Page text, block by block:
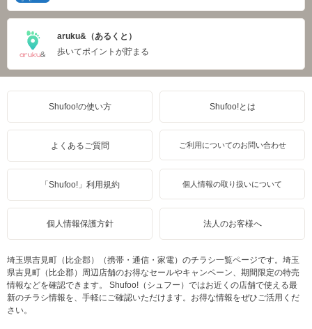
aruku&（あるくと）
歩いてポイントが貯まる
Shufoo!の使い方 Shufoo!とは
よくあるご質問 ご利用についてのお問い合わせ
「Shufoo!」利用規約 個人情報の取り扱いについて
個人情報保護方針 法人のお客様へ
埼玉県吉見町（比企郡）（携帯・通信・家電）のチラシ一覧ページです。埼玉
県吉見町（比企郡）周辺店舗のお得なセールやキャンペーン、期間限定の特売
情報などを確認できます。 Shufoo!（シュフー）ではお近くの店舗で使える最
新のチラシ情報を、手軽にご確認いただけます。お得な情報をぜひご活用くだ
さい。